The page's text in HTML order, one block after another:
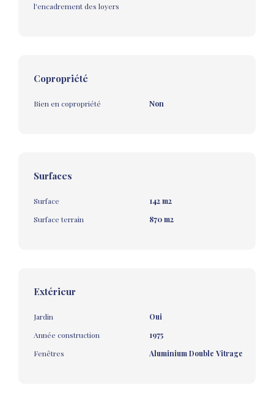
l'encadrement des loyers
Copropriété
Bien en copropriété Non
Surfaces
Surface
142 m2
Surface terrain
870 m2
Extérieur
Jardin
Oui
Année construction
1975
Fenêtres
Aluminium Double Vitrage